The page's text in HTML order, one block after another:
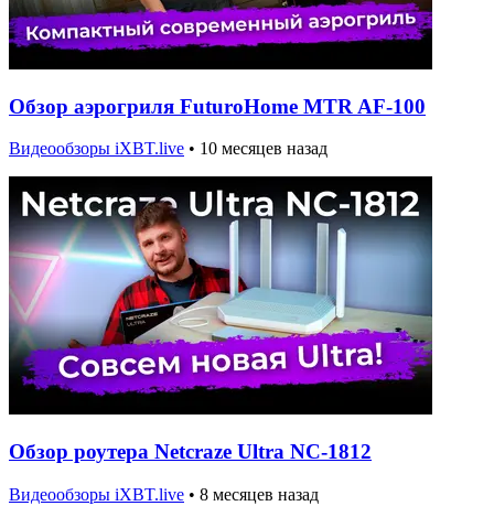
Обзор аэрогриля FuturoHome MTR AF-100
Видеообзоры iXBT.live • 10 месяцев назад
Обзор роутера Netcraze Ultra NC-1812
Видеообзоры iXBT.live • 8 месяцев назад